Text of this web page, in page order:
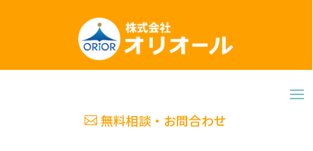
無料相談・お問合わせ